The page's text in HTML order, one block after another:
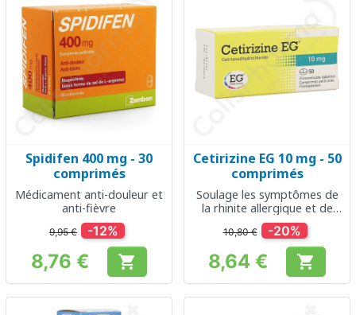
Spidifen 400 mg - 30
comprimés
Médicament anti-douleur et
anti-fièvre
9,95 € -12%
Prix
8,76 € 
Cetirizine EG 10 mg - 50
comprimés
Soulage les symptômes de
la rhinite allergique et de
l'urticaire
10,80 € -20%
Prix
8,64 € 